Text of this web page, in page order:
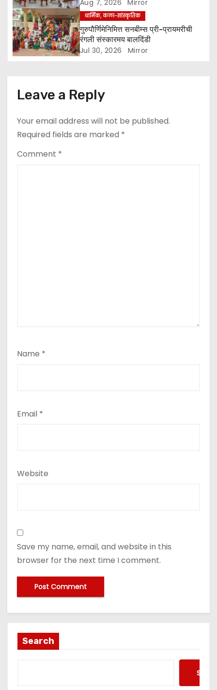
n
Aug 7, 2026 Mirror
धार्मिक, कला-सांस्कृतिक
गुरुपौर्णिमेनिमित्त सनबीम्स प्री-प्रायमरीची
रंगली संस्कारमय बालदिंडी
Jul 30, 2026 Mirror
Leave a Reply
Your email address will not be published.
Required fields are marked *
Comment *
Name *
Email *
Website
Save my name, email, and website in this
browser for the next time I comment.
Search